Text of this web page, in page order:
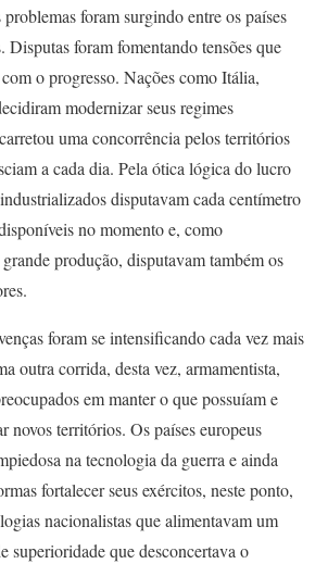
foram surgindo entre os países
Disputas foram fomentando tensões que
o progresso. Nações como Itália,
modernizar seus regimes
uma concorrência pelos territórios
a cada dia. Pela ótica lógica do lucro
disputavam cada centímetro
no momento e, como
produção, disputavam também os
foram se intensificando cada vez mais
outra corrida, desta vez, armamentista,
em manter o que possuíam e
novos territórios. Os países europeus
na tecnologia da guerra e ainda
fortalecer seus exércitos, neste ponto,
nacionalistas que alimentavam um
superioridade que desconcertava o